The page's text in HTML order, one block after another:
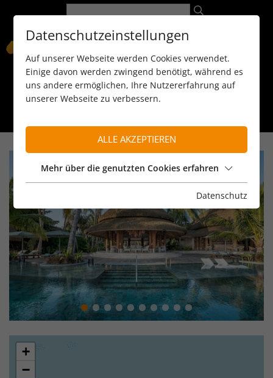
089 / 8 11 90 15
+
−
Datenschutzeinstellungen
Auf unserer Webseite werden Cookies verwendet.
Einige davon werden zwingend benötigt, während es
uns andere ermöglichen, Ihre Nutzererfahrung auf
unserer Webseite zu verbessern.
ALLE AKZEPTIEREN
Mehr über die genutzten Cookies erfahren
Datenschutz